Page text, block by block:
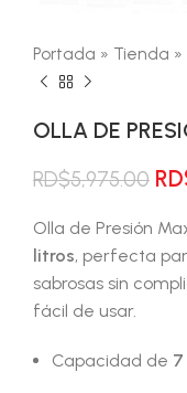
Portada » Tienda »
OLLA DE
RD$5,975.00 El
Olla de Presión
litros, perfecta
sabrosas sin
fácil de usar.
Capacidad de